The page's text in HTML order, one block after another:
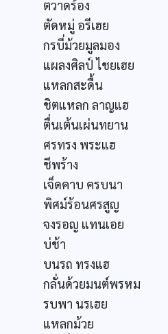
ตวาดร้อง
ตัดหมู่ อรีเฮย
กรบี่ม้วยมูลมอง
แผลงศิลป์ ไชยเฮย
แหลกสะดื้น
ชิตแหลก ลาญแฮ
ตื่นเต้นเผ่นทยาน
ศรทรง พระแฮ
ชีพร้าง
เจ็ดคาบ ครบนา
พิศม์ร้อนศรสูญ
จงรอญ แทนเอย
บ่ช้า
บนรถ ทรงแฮ
กลั่นด้วยมนต์พรหม
รบพา นรเฮย
แหลกม้วย